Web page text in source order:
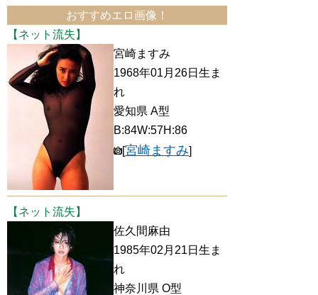
おすすめエロ画像！
【ネット流失】
宮崎ますみ
1968年01月26日生ま
れ
愛知県 A型
B:84W:57H:86
[宮崎ますみ]
【ネット流失】
佐久間麻由
1985年02月21日生ま
れ
神奈川県 O型